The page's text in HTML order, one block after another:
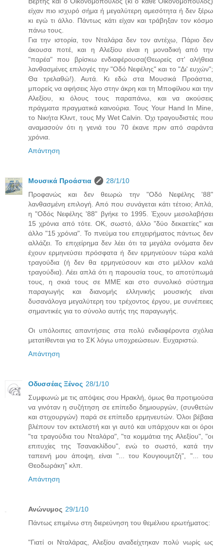
είχαν πιο ισχυρό σήμα ή μεγαλύτερη αμεσότητα ή δεν ξέρω
κι εγώ τι άλλο. Πάντως κάτι είχαν και τράβηξαν τον κόσμο
πάνω τους.
Για την ιστορία, τον Νταλάρα δεν τον αντέχω, Πάριο δεν
άκουσα ποτέ, και η Αλεξίου είναι η μοναδική από την
"παρέα" που βρίσκω ενδιαφέρουσα(Θεωρείς στ' αλήθεια
λανθασμένες επιλογές την "Οδό Νεφέλης" και το "Δι' ευχών";
Θα τρελαθώ!). Αυτά. Κι εδώ στα Μουσικά Προάστια,
μπορείς να αφήσεις λίγο στην άκρη και τη Μποφίλιου και την
Αλεξίου, κι όλους τους παραπάνω, και να ακούσεις
πράγματα πραγματικά καινούρια. Τους Your Hand In Mine,
το Νικήτα Κλιντ, τους My Wet Calvin. Όχι τραγουδιστές που
αναμασούν ότι η γενιά του 70 έκανε πριν από σαράντα
χρόνια.
Απάντηση
Μουσικά Προάστια
28/1/10
Προφανώς και δεν θεωρώ την "Οδό Νεφέλης '88"
λανθασμένη επιλογή. Από που συνάγεται κάτι τέτοιο; Απλά,
η "Οδός Νεφέλης '88" βγήκε το 1995. Έχουν μεσολαβήσει
15 χρόνια από τότε. ΟΚ, σωστό, άλλο "δύο δεκαετίες" και
άλλο "15 χρόνια". Το πνεύμα του επιχειρήματος πάντως δεν
αλλάζει. Το επιχείρημα δεν λέει ότι τα μεγάλα ονόματα δεν
έχουν ερμηνεύσει πρόσφατα ή δεν ερμηνεύουν τώρα καλά
τραγούδια (ή δεν θα ερμηνεύσουν και στο μέλλον καλά
τραγούδια). Λέει απλά ότι η παρουσία τους, το αποτύπωμά
τους, η σκιά τους σε ΜΜΕ και στο συνολικό σύστημα
παραγωγής και διανομής ελληνικής μουσικής είναι
δυσανάλογα μεγαλύτερη του τρέχοντος έργου, με συνέπειες
σημαντικές για το σύνολο αυτής της παραγωγής.
Οι υπόλοιπες απαντήσεις στα πολύ ενδιαφέροντα σχόλια
μετατίθενται για το ΣΚ λόγω υποχρεώσεων. Ευχαριστώ.
Απάντηση
Οδυσσέας Ξένος 28/1/10
Συμφωνώ με τις απόψεις σου Ηρακλή, όμως θα προτιμούσα
να γινόταν η συζήτηση σε επίπεδο δημιουργών, (συνθετών
και στιχουργών) παρά σε επίπεδο ερμηνευτών. Όλοι βέβαια
βλέπουν τον εκτελεστή και γι αυτό και υπάρχουν και οι όροι
"τα τραγούδια του Νταλάρα", "τα κομμάτια της Αλεξίου", "οι
επιτυχίες της Τσανακλίδου", ενώ το σωστό, κατά την
ταπεινή μου άποψη, είναι "... του Κουγιουμτζή", "... του
Θεοδωράκη" κλπ.
Απάντηση
Ανώνυμος 29/1/10
Πάντως επιμένω στη διερεύνηση του θεμέλιου ερωτήματος:
"Γιατί οι Νταλάρας, Αλεξίου αναδείχτηκαν πολύ νωρίς ως